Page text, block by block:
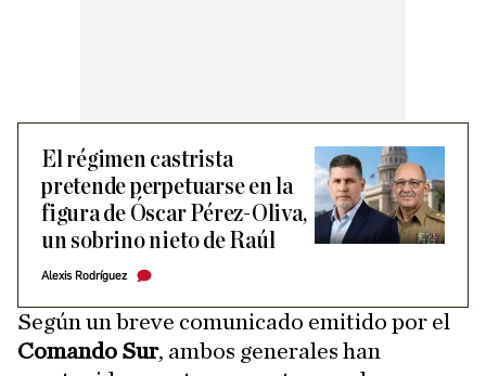
El régimen castrista
pretende perpetuarse en la
figura de Óscar Pérez-Oliva,
un sobrino nieto de Raúl
Alexis Rodríguez
Según un breve comunicado emitido por el
Comando Sur, ambos generales han